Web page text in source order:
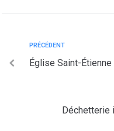
PRÉCÉDENT
Église Saint-Étienne
Déchetterie